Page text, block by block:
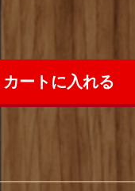
カートに入れる